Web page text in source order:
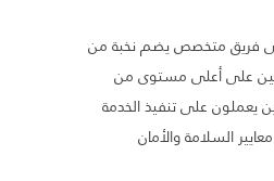
فريق متخصص يضم نخبة من
على أعلى مستوى من
يعملون على تنفيذ الخدمة
السلامة والأمان